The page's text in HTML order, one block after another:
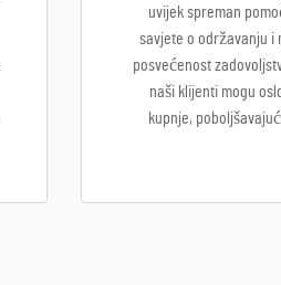
uvijek spreman
savjete o održavanju i
posvećenost
naši klijenti mogu
kupnje,